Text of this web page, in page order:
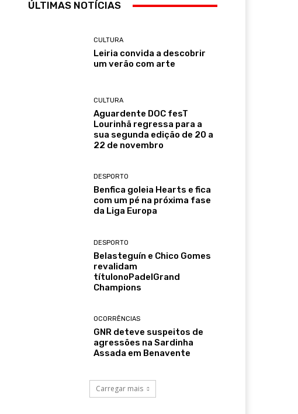
ÚLTIMAS NOTÍCIAS
CULTURA
Leiria convida a descobrir
um verão com arte
CULTURA
Aguardente DOC fesT
Lourinhã regressa para a
sua segunda edição de 20 a
22 de novembro
DESPORTO
Benfica goleia Hearts e fica
com um pé na próxima fase
da Liga Europa
DESPORTO
Belasteguín e Chico Gomes
revalidam
títulonoPadelGrand
Champions
OCORRÊNCIAS
GNR deteve suspeitos de
agressões na Sardinha
Assada em Benavente
Carregar mais